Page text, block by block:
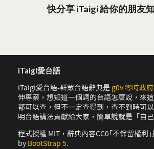
快分享 iTaigi 給你的朋友
iTaigi愛台語
iTaigi愛台語-群眾台語辭典是 g0v 零時政府
伸專案，想知道一個詞的台語怎麼說，來
都可以查，但不一定查得到，查不到時可
明台語講法貢獻給大家，簡單說就是「自
程式授權 MIT，辭典內容CC0｢不保留權利
by BootStrap 5.